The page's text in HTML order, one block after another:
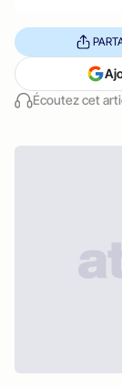
Écoutez cet